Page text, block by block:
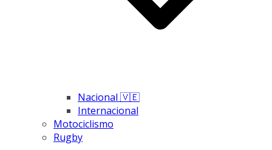
Nacional 🇻🇪
Internacional
Motociclismo
Rugby